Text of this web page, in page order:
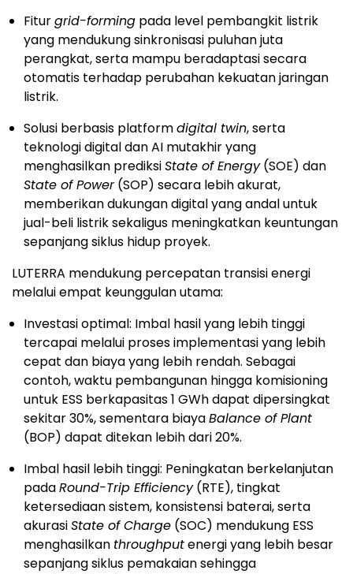
Fiturgrid-forming pada level pembangkit listrik
yang mendukung sinkronisasi puluhan juta
perangkat, serta mampu beradaptasi secara
otomatis terhadap perubahan kekuatan jaringan
listrik.
Solusi berbasis platformdigital twin, serta
teknologi digital dan AI mutakhir yang
menghasilkan prediksiState of Energy(SOE) dan
State of Power(SOP) secara lebih akurat,
memberikan dukungan digital yang andal untuk
jual-beli listrik sekaligus meningkatkan keuntungan
sepanjang siklus hidup proyek.
LUTERRA mendukung percepatan transisi energi
melalui empat keunggulan utama:
Investasi optimal: Imbal hasil yang lebih tinggi
tercapai melalui proses implementasi yang lebih
cepat dan biaya yang lebih rendah. Sebagai
contoh, waktu pembangunan hingga komisioning
untuk ESS berkapasitas 1 GWh dapat dipersingkat
sekitar 30%, sementara biayaBalance of Plant
(BOP) dapat ditekan lebih dari 20%.
Imbal hasil lebih tinggi: Peningkatan berkelanjutan
padaRound-Trip Efficiency(RTE), tingkat
ketersediaan sistem, konsistensi baterai, serta
akurasiState of Charge (SOC) mendukung ESS
menghasilkan throughputenergi yang lebih besar
sepanjang siklus pemakaian sehingga